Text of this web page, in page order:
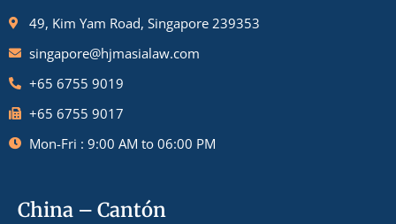
49, Kim Yam Road, Singapore 239353
singapore@hjmasialaw.com
+65 6755 9019
+65 6755 9017
Mon-Fri : 9:00 AM to 06:00 PM
China – Cantón